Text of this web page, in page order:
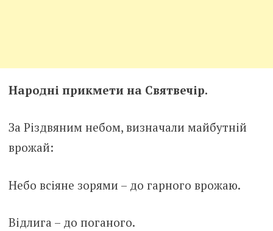
Народні прикмети на Святвечір.
За Різдвяним небом, визначали майбутній
врожай:
Небо всіяне зорями – до гарного врожаю.
Відлига – до поганого.